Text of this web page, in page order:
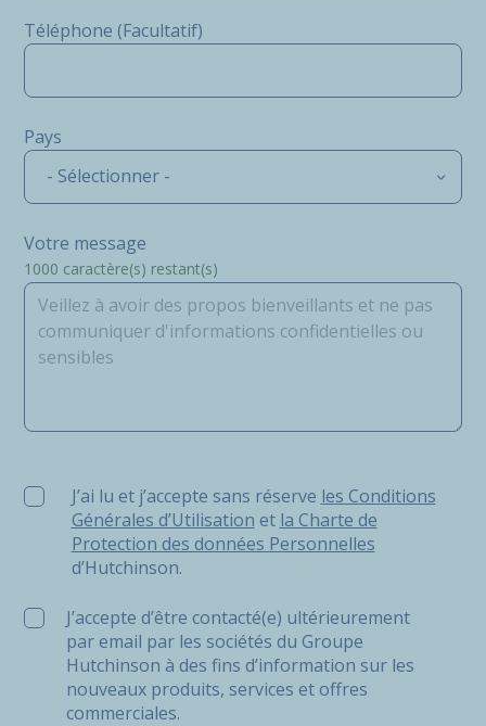
Téléphone (Facultatif)
Pays
- Sélectionner -
Votre message
1000 caractère(s) restant(s)
J’ai lu et j’accepte sans réserve les Conditions
J’ai lu et j’accepte sans réserve les Conditions
Générales d’Utilisation et la Charte de
Protection des données Personnelles
d’Hutchinson.
J’accepte d’être contacté(e) ultérieurement
par email par les sociétés du Groupe
Hutchinson à des fins d’information sur les
nouveaux produits, services et offres
commerciales.